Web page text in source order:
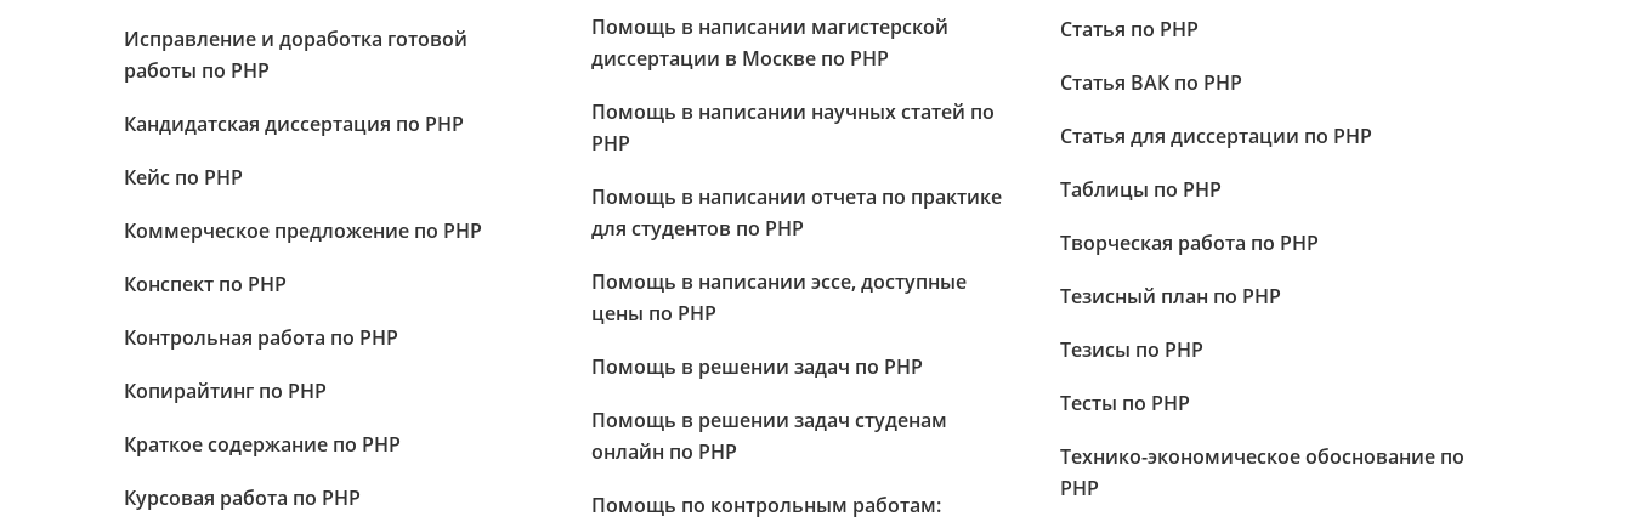
Исправление и доработка готовой
работы по PHP
Кандидатская диссертация по PHP
Кейс по PHP
Коммерческое предложение по PHP
Конспект по PHP
Контрольная работа по PHP
Копирайтинг по PHP
Краткое содержание по PHP
Курсовая работа по PHP
Помощь в написании магистерской
диссертации в Москве по PHP
Помощь в написании научных статей по
PHP
Помощь в написании отчета по практике
для студентов по PHP
Помощь в написании эссе, доступные
цены по PHP
Помощь в решении задач по PHP
Помощь в решении задач студенам
онлайн по PHP
Помощь по контрольным работам:
Статья по PHP
Статья ВАК по PHP
Статья для диссертации по PHP
Таблицы по PHP
Творческая работа по PHP
Тезисный план по PHP
Тезисы по PHP
Тесты по PHP
Технико-экономическое обоснование по
PHP